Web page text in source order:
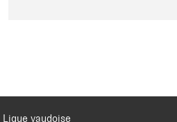
Ligue vaudoise